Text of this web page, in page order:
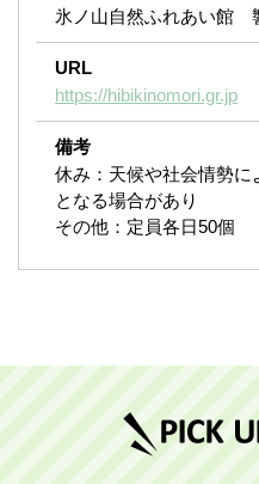
氷ノ山自然ふれあい館
URL
https://hibikinomori.gr.jp
備考
休み：天候や社会情勢に
となる場合があり
その他：定員各日50個